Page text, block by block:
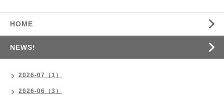
HOME
NEWS!
2026-07（1）
2026-06（3）